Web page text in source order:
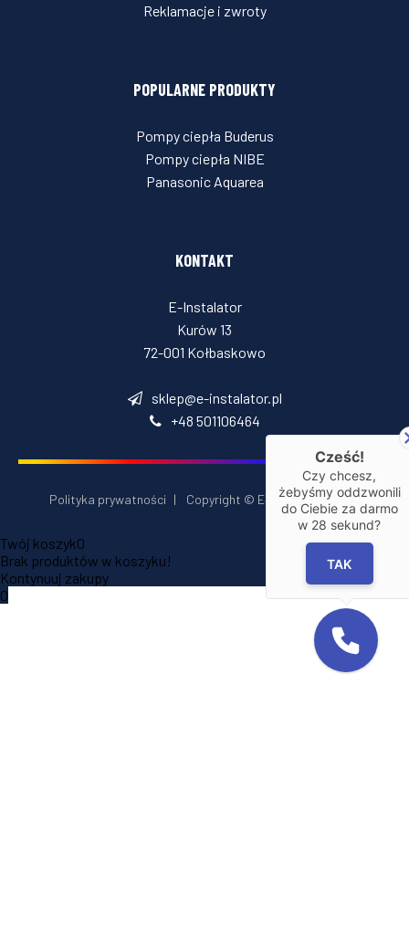
Reklamacje i zwroty
POPULARNE PRODUKTY
Pompy ciepła Buderus
Pompy ciepła NIBE
Panasonic Aquarea
KONTAKT
E-Instalator
Kurów 13
72-001 Kołbaskowo
sklep@e-instalator.pl
+48 501106464
Polityka prywatności | Copyright © E‑Installator 2026
Twój koszyk0
Brak produktów w koszyku!
Kontynuuj zakupy
0
Cześć!
Czy chcesz,
żebyśmy oddzwonili
do Ciebie za darmo
w 28 sekund?
TAK